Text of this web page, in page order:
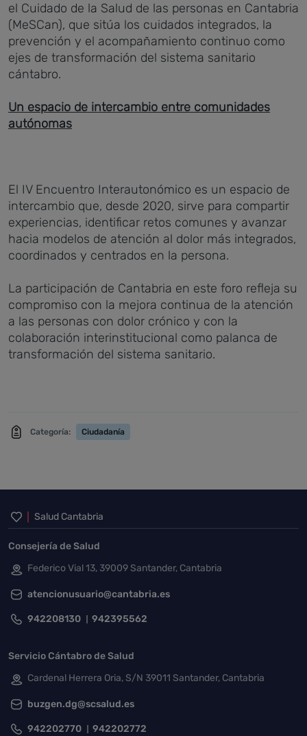
el Cuidado de la Salud de las personas en Cantabria
(MeSCan), que sitúa los cuidados integrados, la
prevención y el acompañamiento continuo como
ejes de transformación del sistema sanitario
cántabro.
Un espacio de intercambio entre comunidades
autónomas
El IV Encuentro Interautonómico es un espacio de
intercambio que, desde 2020, sirve para compartir
experiencias, identificar retos comunes y avanzar
hacia modelos de atención al dolor más integrados,
coordinados y centrados en la persona.
La participación de Cantabria en este foro refleja su
compromiso con la mejora continua de la atención
a las personas con dolor crónico y con la
colaboración interinstitucional como palanca de
transformación del sistema sanitario.
Categoría: Ciudadanía
Inicio del pie de página
Salud Cantabria
Consejería de Salud
Federico Vial 13, 39009 Santander, Cantabria
atencionusuario@cantabria.es
942208130 942395562
Servicio Cántabro de Salud
Cardenal Herrera Oria, S/N 39011 Santander, Cantabria
buzgen.dg@scsalud.es
942202770 942202772